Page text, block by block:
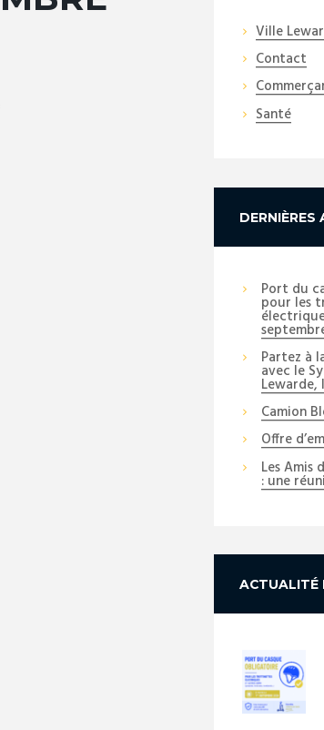
Ville
Contact
Santé
DERNIÈRES
Port du
pour les
Partez à
avec le
Lewarde,
Camion
Offre
Les Amis
: une
ACTUALITÉ